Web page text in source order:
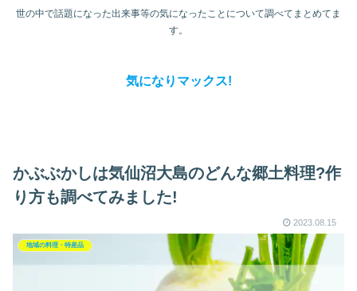
世の中で話題になった出来事等の気になったことについて調べてまとめてま
す。
気になりマックス!
かぶぶかしは気仙沼大島のどんな郷土料理?作
り方も調べてみました!
2023.08.15
地域の料理・特産品